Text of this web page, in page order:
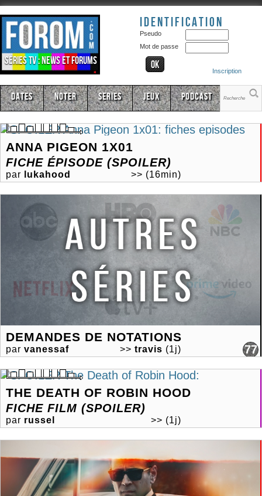
Séries TV : news et forums
Identification
Pseudo
Mot de passe
Inscription
Dates Noter Series Jeux Podcast
ANNA PIGEON 1X01
FICHE ÉPISODE (SPOILER)
par lukahood >> (16min)
77
DEMANDES DE NOTATIONS
par vanessaf >> travis (1j)
THE DEATH OF ROBIN HOOD
FICHE FILM (SPOILER)
par russel >> (1j)